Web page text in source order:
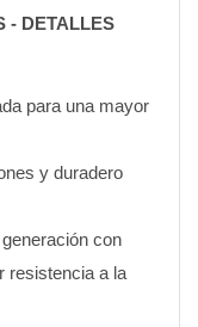
- DETALLES
para una mayor
y duradero
con
resistencia a la